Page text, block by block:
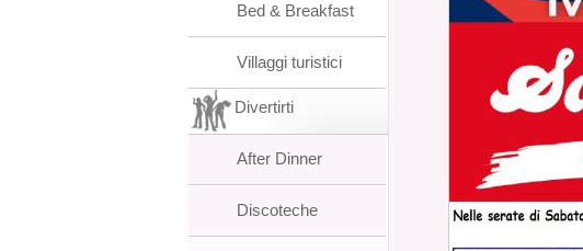
Bed & Breakfast
Villaggi turistici
Divertirti
After Dinner
Discoteche